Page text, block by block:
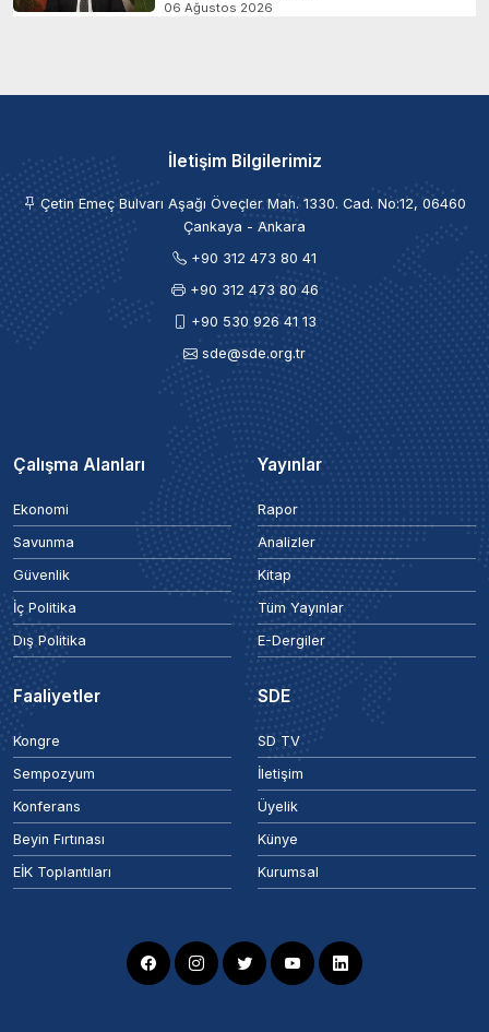
06 Ağustos 2026
İletişim Bilgilerimiz
Çetin Emeç Bulvarı Aşağı Öveçler Mah. 1330. Cad. No:12, 06460
Çankaya - Ankara
+90 312 473 80 41
+90 312 473 80 46
+90 530 926 41 13
sde@sde.org.tr
Çalışma Alanları
Ekonomi
Savunma
Güvenlik
İç Politika
Dış Politika
Yayınlar
Rapor
Analizler
Kitap
Tüm Yayınlar
E-Dergiler
Faaliyetler
Kongre
Sempozyum
Konferans
Beyin Fırtınası
EİK Toplantıları
SDE
SD TV
İletişim
Üyelik
Künye
Kurumsal